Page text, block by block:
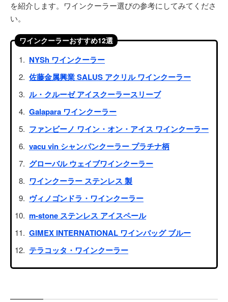
を紹介します。ワインクーラー選びの参考にしてみてくださ
い。
ワインクーラーおすすめ12選
NYSh ワインクーラー
佐藤金属興業 SALUS アクリル ワインクーラー
ル・クルーゼ アイスクーラースリーブ
Galapara ワインクーラー
ファンビーノ ワイン・オン・アイス ワインクーラー
vacu vin シャンパンクーラー プラチナ柄
グローバル ウェイブワインクーラー
ワインクーラー ステンレス 製
ヴィノゴンドラ・ワインクーラー
m-stone ステンレス アイスペール
GIMEX INTERNATIONAL ワインバッグ ブルー
テラコッタ・ワインクーラー